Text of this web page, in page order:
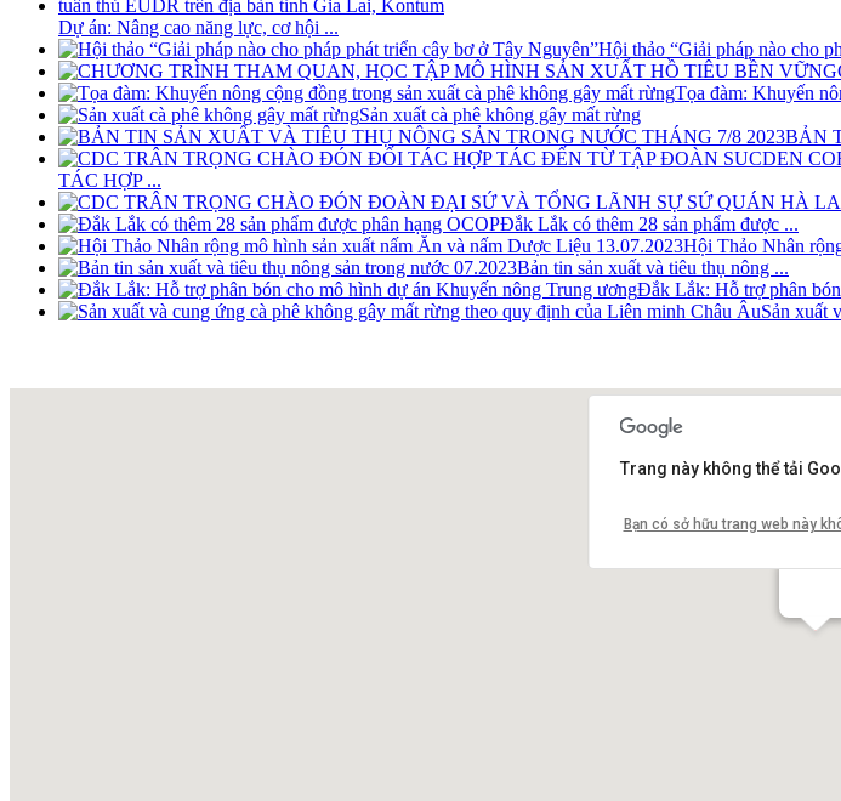
Dự án: Nâng cao năng lực, cơ hội ...
Hội thảo “Giải pháp nào cho
Tọa đàm: Khuyến
Sản xuất cà phê không gây mất rừng
BẢN
TÁC HỢP ...
Đắk Lắk có thêm 28 sản phẩm được ...
Hội Thảo Nhân
Bản tin sản xuất và tiêu thụ nông ...
Đắk Lắk: Hỗ trợ phân
Sản xuất
Trang này không thể tải
Bạn có sở hữu trang web này